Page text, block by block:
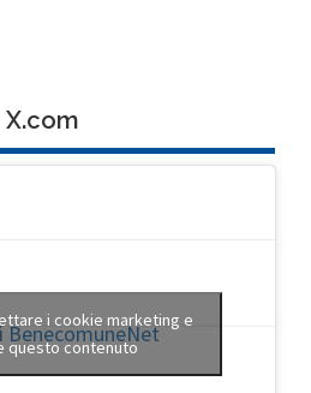
X.com
BenecomuneNet
i cookie marketing e
questo contenuto